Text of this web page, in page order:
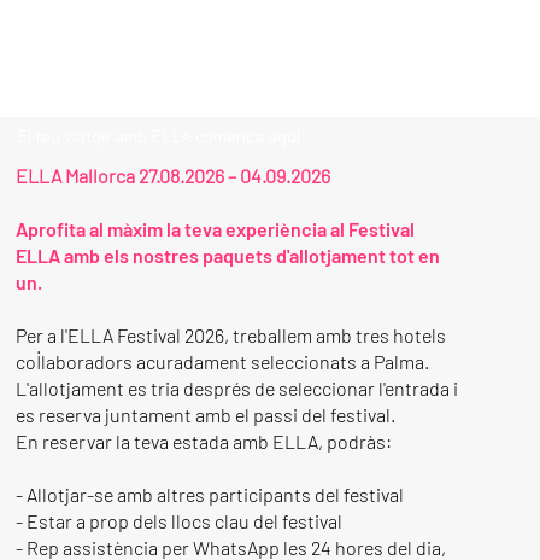
ELLA Mallorca 27.08.2026 – 04.09.2026
Aprofita al màxim la teva experiència al Festival
ELLA amb els nostres paquets d'allotjament tot en
un.
Per a l'ELLA Festival 2026, treballem amb tres hotels
col·laboradors acuradament seleccionats a Palma.
L'allotjament es tria després de seleccionar l'entrada i
es reserva juntament amb el passi del festival.
En reservar la teva estada amb ELLA, podràs:
- Allotjar-se amb altres participants del festival
- Estar a prop dels llocs clau del festival
- Rep assistència per WhatsApp les 24 hores del dia,